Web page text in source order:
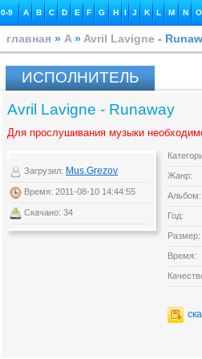
0-9 A B C D E F G H I J K L M N O
главная » A » Avril Lavigne -
ИСПОЛНИТЕЛЬ
Avril Lavigne - Runaway
Для прослушивания музыки
Загрузил: Mus.Grezov
Время: 2011-08-10 14:44:55
Скачано: 34
Жанр:
Альбом:
Год:
Размер:
Время: